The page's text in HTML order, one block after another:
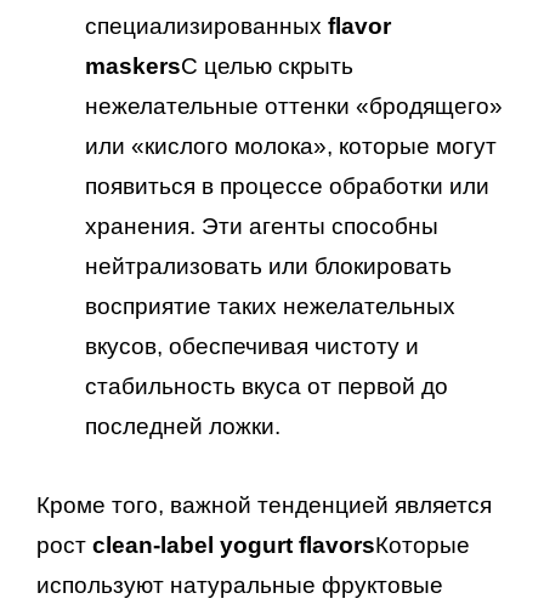
специализированных flavor
maskersС целью скрыть
нежелательные оттенки «бродящего»
или «кислого молока», которые могут
появиться в процессе обработки или
хранения. Эти агенты способны
нейтрализовать или блокировать
восприятие таких нежелательных
вкусов, обеспечивая чистоту и
стабильность вкуса от первой до
последней ложки.
Кроме того, важной тенденцией является
рост clean-label yogurt flavorsКоторые
используют натуральные фруктовые